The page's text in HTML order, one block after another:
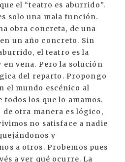
el “teatro es aburrido”.
solo una mala función.
obra concreta, de una
un año concreto. Sin
el teatro es la
en vena. Pero la solución
del reparto. Propongo
el mundo escénico al
todos los que lo amamos.
otra manera es lógico,
no satisface a nadie
y
a otros. Probemos pues
a ver qué ocurre. La